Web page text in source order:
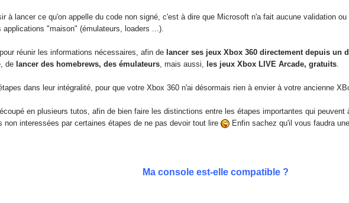
à lancer ce qu'on appelle du code non signé, c'est à dire que Microsoft n'a fait aucune validation
applications "maison" (émulateurs, loaders ...).
réunir les informations nécessaires, afin de lancer ses jeux Xbox 360 directement depuis
de lancer des homebrews, des émulateurs, mais aussi, les jeux Xbox LIVE Arcade, gratuits.
dans leur intégralité, pour que votre Xbox 360 n'ai désormais rien à envier à votre ancienne
en plusieurs tutos, afin de bien faire les distinctions entre les étapes importantes qui
non interessées par certaines étapes de ne pas devoir tout lire
Enfin sachez qu'il vous faudra
Ma console est-elle compatible ?